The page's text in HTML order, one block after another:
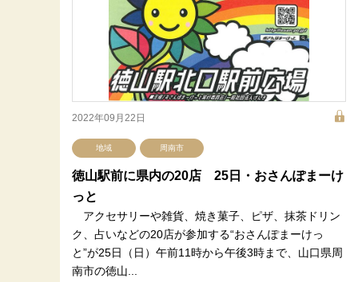
2022年09月22日
地域 周南市
徳山駅前に県内の20店 25日・おさんぽまーけ
っと
アクセサリーや雑貨、焼き菓子、ピザ、抹茶ドリン
ク、占いなどの20店が参加する“おさんぽまーけっ
と”が25日（日）午前11時から午後3時まで、山口県周
南市の徳山...